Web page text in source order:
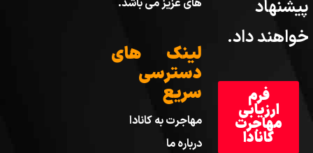
پیشنهاد
خواهند داد.
فرم
ارزیابی
مهاجرت
کانادا
های عزیز می باشد.
لینک های
دسترسی
سریع
مهاجرت به کانادا
درباره ما